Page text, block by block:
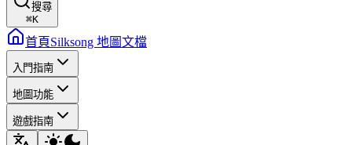
搜尋
⌘K
首頁Silksong 地圖文檔
入門指南
地圖功能
遊戲指南